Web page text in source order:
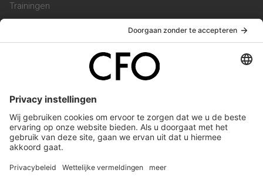
Trainingen
Vacatures
Service & Contact
Werken bij ons
Privacy Statement
Algemene Voorwaarden